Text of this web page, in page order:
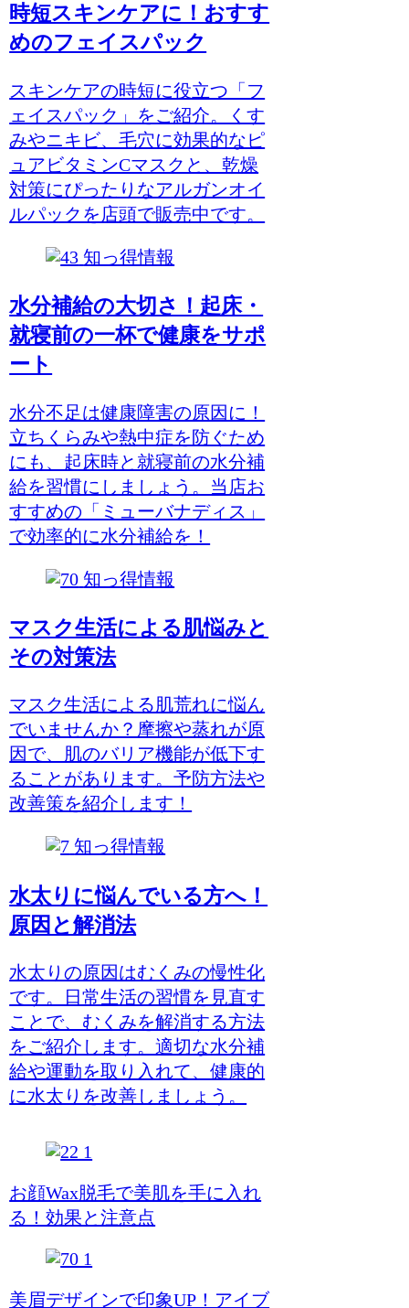
時短スキンケアに！おすす
めのフェイスパック
スキンケアの時短に役立つ「フ
ェイスパック」をご紹介。くす
みやニキビ、毛穴に効果的なピ
ュアビタミンCマスクと、乾燥
対策にぴったりなアルガンオイ
ルパックを店頭で販売中です。
知っ得情報
水分補給の大切さ！起床・
就寝前の一杯で健康をサポ
ート
水分不足は健康障害の原因に！
立ちくらみや熱中症を防ぐため
にも、起床時と就寝前の水分補
給を習慣にしましょう。当店お
すすめの「ミューバナディス」
で効率的に水分補給を！
知っ得情報
マスク生活による肌悩みと
その対策法
マスク生活による肌荒れに悩ん
でいませんか？摩擦や蒸れが原
因で、肌のバリア機能が低下す
ることがあります。予防方法や
改善策を紹介します！
知っ得情報
水太りに悩んでいる方へ！
原因と解消法
水太りの原因はむくみの慢性化
です。日常生活の習慣を見直す
ことで、むくみを解消する方法
をご紹介します。適切な水分補
給や運動を取り入れて、健康的
に水太りを改善しましょう。
お顔Wax脱毛で美肌を手に入れ
る！効果と注意点
美眉デザインで印象UP！アイブ